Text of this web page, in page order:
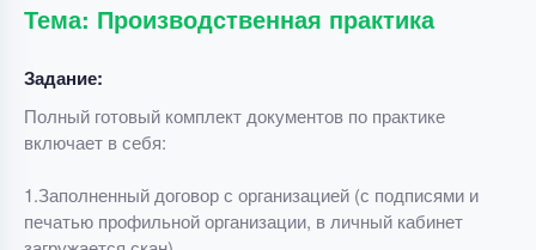
Тема: Производственная практика
Задание:
Полный готовый комплект документов по практике
включает в себя:
1.Заполненный договор с организацией (с подписями и
печатью профильной организации, в личный кабинет